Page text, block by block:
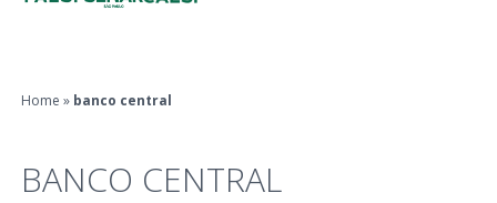
Home » banco central
BANCO CENTRAL